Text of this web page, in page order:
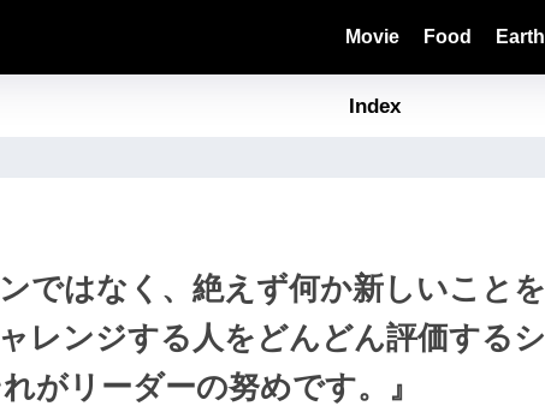
Movie Food Earth
Index
ではなく、絶えず何か新しいことを
レンジする人をどんどん評価するシ
がリーダーの努めです。』